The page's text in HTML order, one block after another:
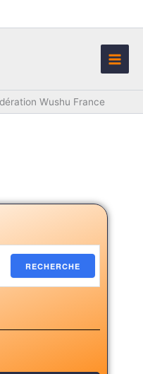
Wushu France
RECHERCHE